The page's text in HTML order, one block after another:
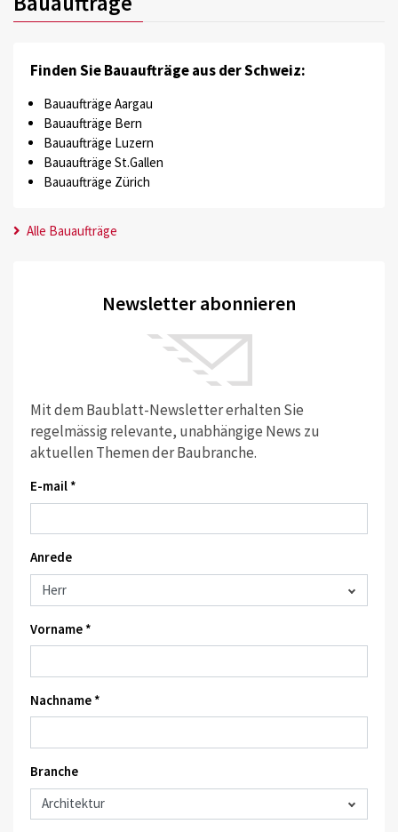
Finden Sie Bauaufträge aus der Schweiz:
Bauaufträge Aargau
Bauaufträge Bern
Bauaufträge Luzern
Bauaufträge St.Gallen
Bauaufträge Zürich
Alle Bauaufträge
Newsletter abonnieren
Mit dem Baublatt-Newsletter erhalten Sie
regelmässig relevante, unabhängige News zu
aktuellen Themen der Baubranche.
E-mail *
Anrede
Vorname *
Nachname *
Branche